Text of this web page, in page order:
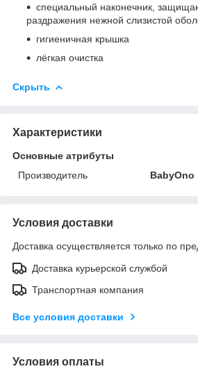
специальный наконечник,
раздражения нежной слизистой
гигиеничная крышка
лёгкая очистка
Скрыть
Характеристики
Основные атрибуты
Производитель
BabyOno
Условия доставки
Доставка осуществляется только по
Доставка курьерской службой
Транспортная компания
Все условия доставки
Условия оплаты